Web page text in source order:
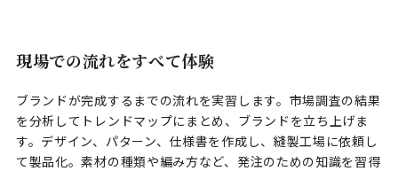
現場での流れをすべて体験
ブランドが完成するまでの流れを実習します。市場調査の結果
を分析してトレンドマップにまとめ、ブランドを立ち上げま
す。デザイン、パターン、仕様書を作成し、縫製工場に依頼し
て製品化。素材の種類や編み方など、発注のための知識を習得